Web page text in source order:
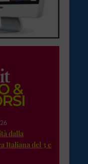
dalla
Italiana del 3 e